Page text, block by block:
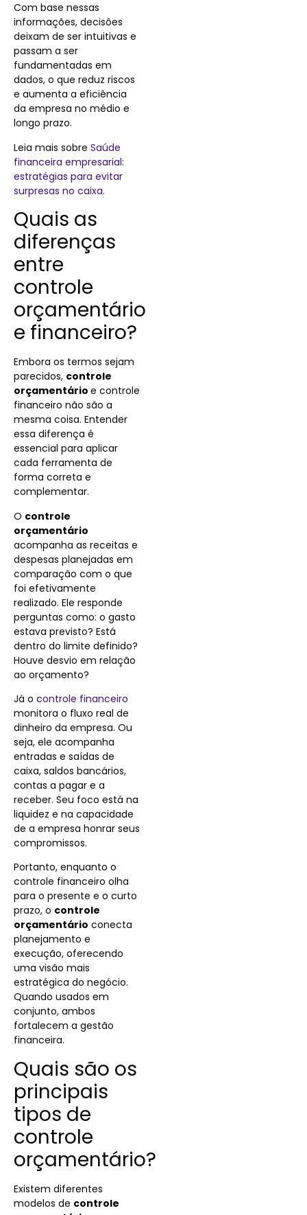
Com base nessas
informações, decisões
deixam de ser intuitivas e
passam a ser
fundamentadas em
dados, o que reduz riscos
e aumenta a eficiência
da empresa no médio e
longo prazo.
Leia mais sobre Saúde
financeira empresarial:
estratégias para evitar
surpresas no caixa.
Quais as
diferenças
entre
controle
orçamentário
e financeiro?
Embora os termos sejam
parecidos, controle
orçamentário e controle
financeiro não são a
mesma coisa. Entender
essa diferença é
essencial para aplicar
cada ferramenta de
forma correta e
complementar.
O controle
orçamentário
acompanha as receitas e
despesas planejadas em
comparação com o que
foi efetivamente
realizado. Ele responde
perguntas como: o gasto
estava previsto? Está
dentro do limite definido?
Houve desvio em relação
ao orçamento?
Já o controle financeiro
monitora o fluxo real de
dinheiro da empresa. Ou
seja, ele acompanha
entradas e saídas de
caixa, saldos bancários,
contas a pagar e a
receber. Seu foco está na
liquidez e na capacidade
de a empresa honrar seus
compromissos.
Portanto, enquanto o
controle financeiro olha
para o presente e o curto
prazo, o controle
orçamentário conecta
planejamento e
execução, oferecendo
uma visão mais
estratégica do negócio.
Quando usados em
conjunto, ambos
fortalecem a gestão
financeira.
Quais são os
principais
tipos de
controle
orçamentário?
Existem diferentes
modelos de controle